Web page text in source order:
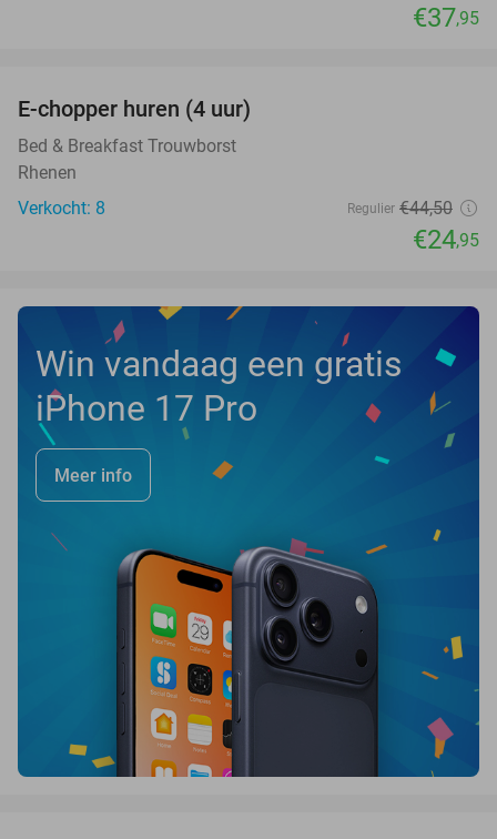
€37,95
NEW
TODAY
E-chopper huren (4 uur)
Bed & Breakfast Trouwborst
Rhenen
Verkocht: 8
Regulier €44,50
€24,95
Win vandaag een gratis
iPhone 17 Pro
Meer info